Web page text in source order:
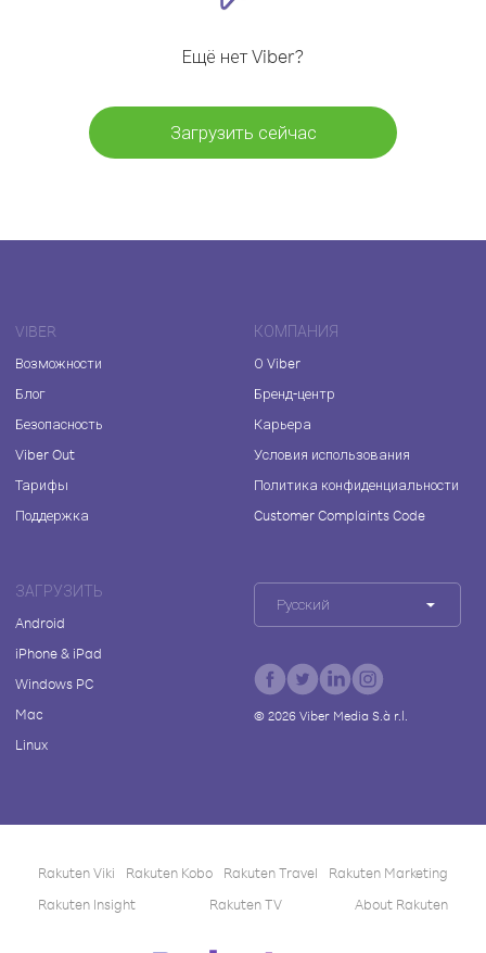
Ещё нет Viber?
Загрузить сейчас
VIBER
Возможности
Блог
Безопасность
Viber Out
Тарифы
Поддержка
КОМПАНИЯ
О Viber
Бренд-центр
Карьера
Условия использования
Политика конфиденциальности
Customer Complaints Code
ЗАГРУЗИТЬ
Android
iPhone & iPad
Windows PC
Mac
Linux
Русский
© 2026Viber Media S.à r.l.
Rakuten Viki Rakuten Kobo Rakuten Travel
Rakuten Marketing
Rakuten Insight
Rakuten TV About Rakuten